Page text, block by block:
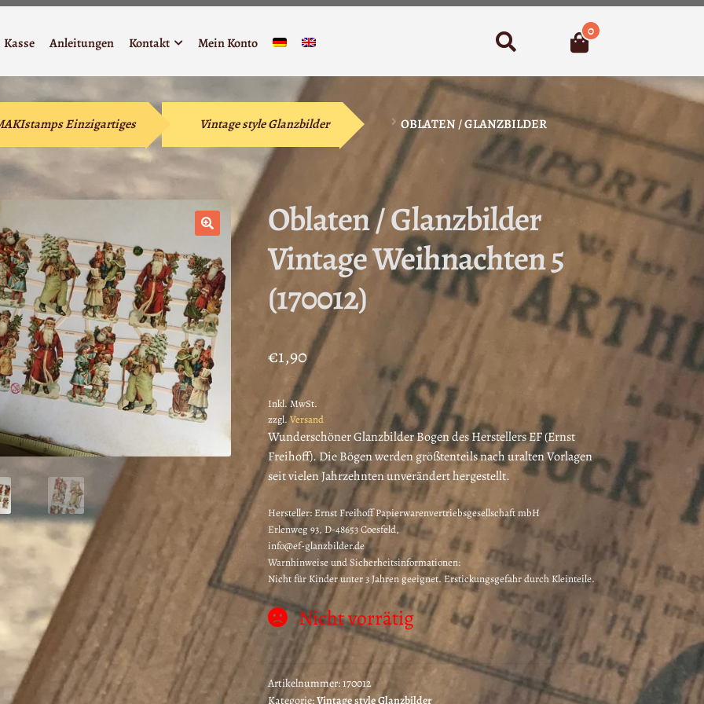
Kasse Anleitungen Kontakt Mein Konto Suchen 0
Einzigartiges Vintage style Glanzbilder
OBLATEN / GLANZBILDER
Oblaten / Glanzbilder
Vintage Weihnachten 5
(170012)
€1,90
Inkl. MwSt.
zzgl.Versand
Wunderschöner Glanzbilder Bogen des Herstellers EF (Ernst
Freihoff). Die Bögen werden größtenteils nach uralten Vorlagen
seit vielen Jahrzehnten unverändert hergestellt.
Hersteller:Ernst Freihoff Papierwarenvertriebsgesellschaft mbH
Erlenweg 93, D-48653 Coesfeld,
info@ef-glanzbilder.de
Warnhinweise und Sicherheitsinformationen:
Nicht für Kinder unter 3 Jahren geeignet. Erstickungsgefahr durch Kleinteile.
Nicht vorrätig
Artikelnummer:170012
Kategorie:Vintage style Glanzbilder